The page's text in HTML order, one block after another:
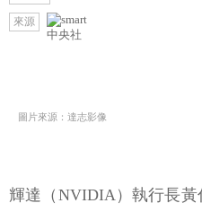
來源
中央社
圖片來源：達志影像
輝達（NVIDIA）執行長